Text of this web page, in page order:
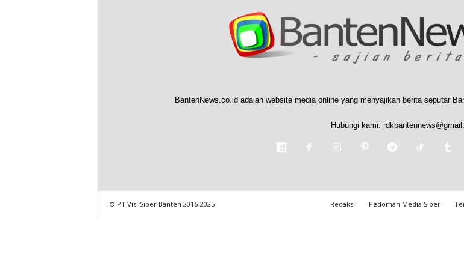
BantenNews.co.id adalah website media online yang menyajikan berita seputar
Hubungi kami:
Redaksi Pedoman Media Siber
© PT Visi Siber Banten 2016-2025